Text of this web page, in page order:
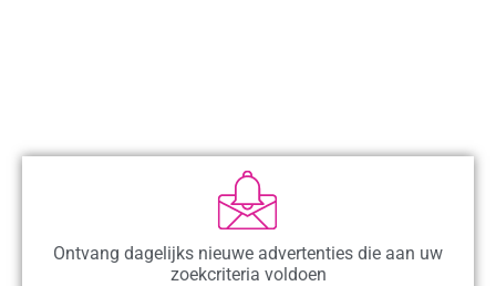
Ontvang dagelijks nieuwe advertenties die aan uw
zoekcriteria voldoen